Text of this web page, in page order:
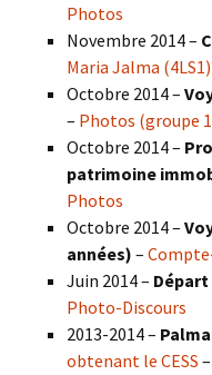
Photos
Novembre 2014 –
Maria Jalma
Octobre 2014 –
– Photos (groupe
Octobre 2014 –
patrimoine
Photos
Octobre 2014 –
années) –
Juin 2014 – Départ
Photo-Discours
2013-2014 –
obtenant le CESS –